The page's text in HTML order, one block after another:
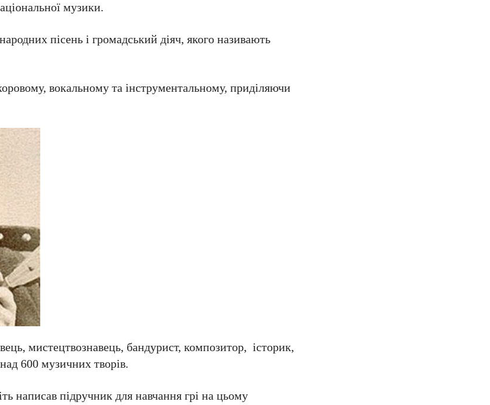
музики.
пісень і громадський діяч, якого називають
вокальному та інструментальному, приділяючи
мистецтвознавець, бандурист, композитор, історик,
600 музичних творів.
написав підручник для навчання грі на цьому